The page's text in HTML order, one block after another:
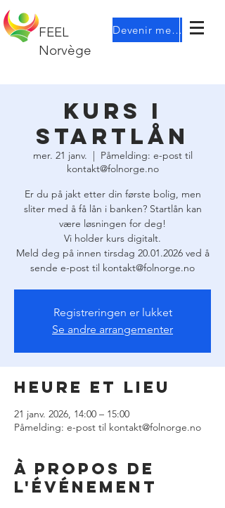
FEEL
Norvège
Devenir membre
Kurs i
startlån
mer. 21 janv.
  |
Påmelding: e-post til
kontakt@folnorge.no
Er du på jakt etter din første bolig, men
sliter med å få lån i banken? Startlån kan
være løsningen for deg!
Vi holder kurs digitalt.
Meld deg på innen tirsdag 20.01.2026 ved å
sende e-post til kontakt@folnorge.no
Registreringen er lukket
Se andre arrangementer
Heure et lieu
21 janv. 2026, 14:00 – 15:00
Påmelding: e-post til kontakt@folnorge.no
À propos de
l'événement